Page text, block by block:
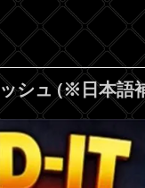
シュ (※日本語